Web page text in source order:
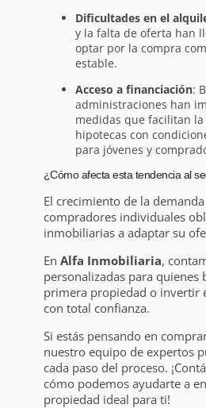
Dificultades en el
y la falta de oferta han
optar por la compra
estable.
Acceso a financiación:
administraciones han
medidas que facilitan
hipotecas con
para jóvenes y
¿Cómo afecta esta tendencia al
El crecimiento de la
compradores individuales
inmobiliarias a adaptar su
En Alfa Inmobiliaria,
personalizadas para quienes
primera propiedad o invertir
con total confianza.
Si estás pensando en
nuestro equipo de expertos
cada paso del proceso.
cómo podemos ayudarte a
propiedad ideal para ti!